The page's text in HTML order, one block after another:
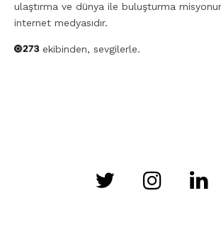
ulaştırma ve dünya ile buluşturma
internet medyasıdır.
ekibinden, sevgilerle.